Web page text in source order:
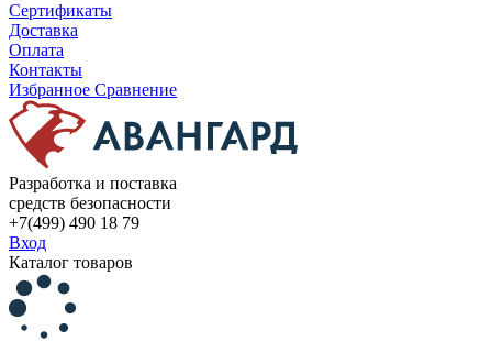
Сертификаты
Доставка
Оплата
Контакты
Избранное Сравнение
Разработка и поставка
средств безопасности
+7(499) 490 18 79
Вход
Каталог товаров